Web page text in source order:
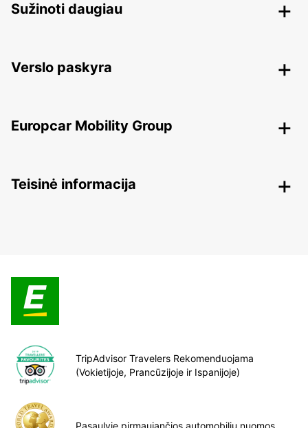
Sužinoti daugiau
Verslo paskyra
Europcar Mobility Group
Teisinė informacija
TripAdvisor Travelers Rekomenduojama
(Vokietijoje, Prancūzijoje ir Ispanijoje)